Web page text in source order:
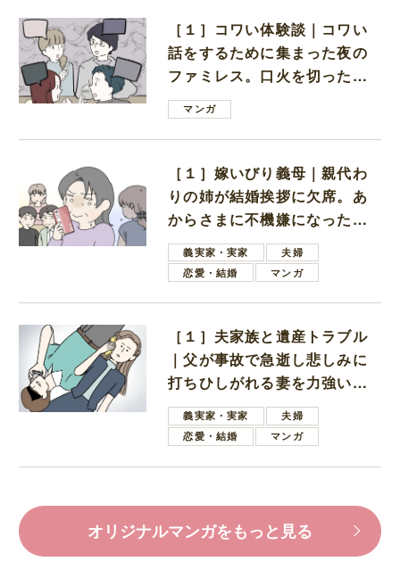
［１］コワい体験談｜コワい
話をするために集まった夜の
ファミレス。口火を切ったの
は電車好きの男の子ママ
マンガ
［１］嫁いびり義母｜親代わ
りの姉が結婚挨拶に欠席。あ
からさまに不機嫌になった義
母義実家・実家
夫婦
恋愛・結婚
マンガ
［１］夫家族と遺産トラブル
｜父が事故で急逝し悲しみに
打ちひしがれる妻を力強い言
葉で励ます夫
義実家・実家
夫婦
恋愛・結婚
マンガ
オリジナルマンガをもっと見る